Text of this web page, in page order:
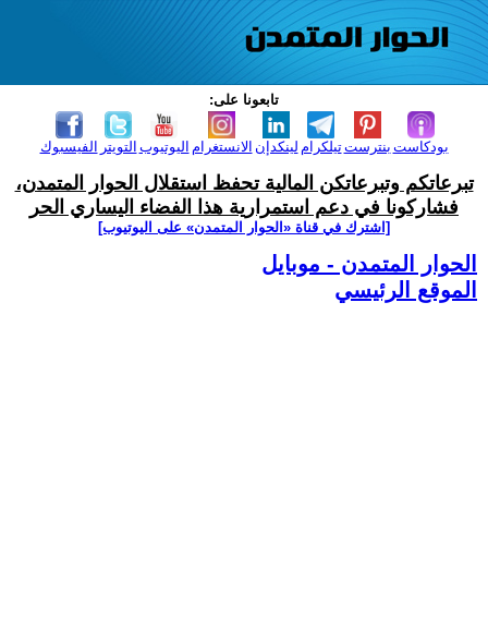
تابعونا على:
الفيسبوك التويتر اليوتيوب الانستغرام لينكدإن تيلكرامبنترست بودكاست
تبرعاتكم وتبرعاتكن المالية تحفظ استقلال الحوار المتمدن،
فشاركونا في دعم استمرارية هذا الفضاء اليساري الحر
[اشترك في قناة ‫«الحوار المتمدن» على اليوتيوب]
الحوار المتمدن - موبايل
الموقع الرئيسي